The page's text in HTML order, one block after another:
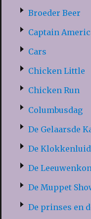
Broeder Beer
Captain
Cars
Chicken Little
Chicken Run
Columbusdag
De Gelaarsde
De
De
De Muppet
De prinses en